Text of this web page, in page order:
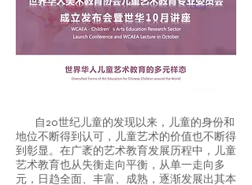
自20世纪儿童的发现以来，儿童的身份和
地位不断得到认可，儿童艺术的价值也不断得
到彰显。在广袤的艺术教育发展历程中，儿童
艺术教育也从失衡走向平衡，从单一走向多
元，日趋全面、丰富、成熟，逐渐发展出其本